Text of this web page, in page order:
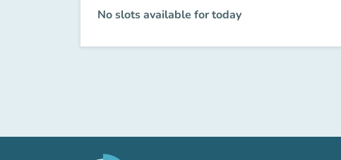
No slots available for today